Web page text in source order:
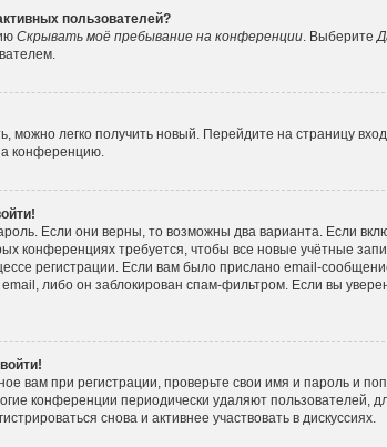
пользователей?
Скрывать моё пребывание на конференции. Выберите
можно легко получить новый. Перейдите на страницу
конференцию.
Если они верны, то возможны два варианта. Если
конференциях требуется, чтобы все новые учётные
регистрации. Если вам было прислано email-
либо он заблокирован спам-фильтром. Если вы
вам при регистрации, проверьте свои имя и пароль и
конференции периодически удаляют
снова и активнее участвовать в дискуссиях.